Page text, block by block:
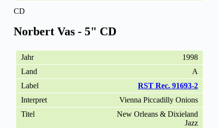
CD
Norbert Vas - 5" CD
1998
A
RST Rec. 91693-2
Vienna Piccadilly Onions
New Orleans & Dixieland
Jazz